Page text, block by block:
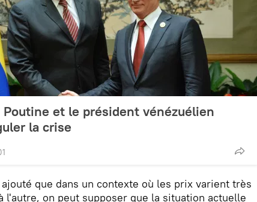
et le président vénézuélien
la crise
que dans un contexte où les prix varient très
l'autre, on peut supposer que la situation actuelle